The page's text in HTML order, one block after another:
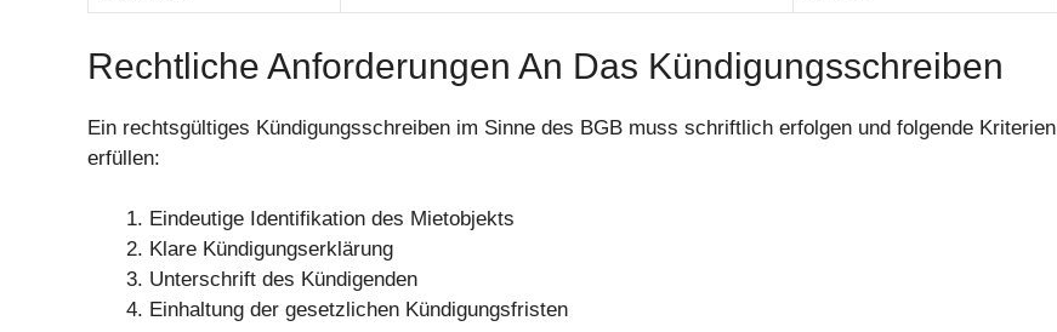
Rechtliche Anforderungen An Das Kündigungsschreiben
Ein rechtsgültiges Kündigungsschreiben im Sinne des BGB muss schriftlich erfolgen und folgende Kriterien
erfüllen:
Eindeutige Identifikation des Mietobjekts
Klare Kündigungserklärung
Unterschrift des Kündigenden
Einhaltung der gesetzlichen Kündigungsfristen